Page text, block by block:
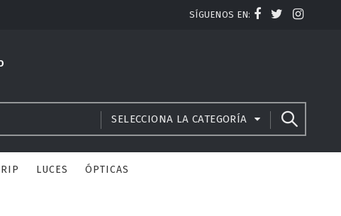
SÍGUENOS EN:
SELECCIONA LA CATEGORÍA
LUCES ÓPTICAS